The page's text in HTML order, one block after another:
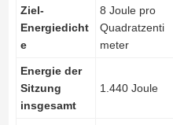
Ziel-
Energiedicht
e
8 Joule pro
Quadratzenti
meter
Energie der
Sitzung
insgesamt
1.440 Joule